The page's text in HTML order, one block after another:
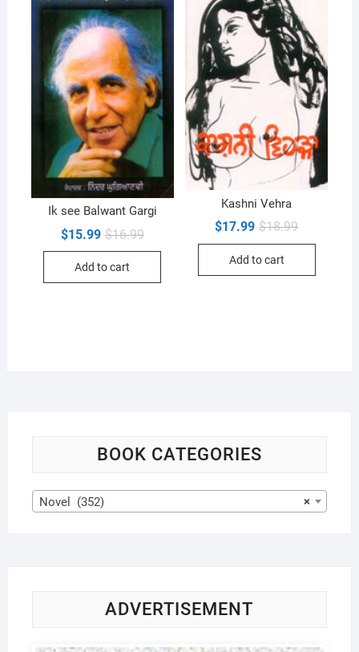
Ik see Balwant Gargi
$16.99Original
$15.99
Current
Add to cart
Kashni Vehra
$18.99Original
was:
$17.99
Current
is:
Add to cart
BOOK CATEGORIES
×
Novel (352)
ADVERTISEMENT